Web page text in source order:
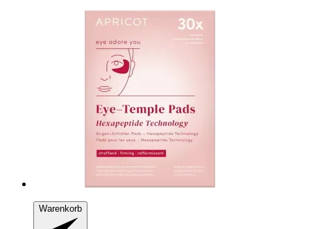
Warenkorb